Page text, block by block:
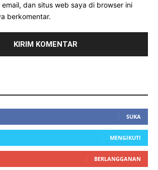
email, dan situs web saya di browser ini
berkomentar.
SUKA
MENGIKUTI
BERLANGGANAN